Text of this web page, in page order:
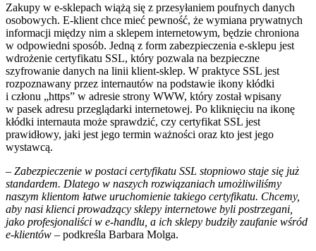
Zakupy w e-sklepach wiążą się z przesyłaniem poufnych danych
osobowych. E-klient chce mieć pewność, że wymiana prywatnych
informacji między nim a sklepem internetowym, będzie chroniona
w odpowiedni sposób. Jedną z form zabezpieczenia e-sklepu jest
wdrożenie certyfikatu SSL, który pozwala na bezpieczne
szyfrowanie danych na linii klient-sklep. W praktyce SSL jest
rozpoznawany przez internautów na podstawie ikony kłódki
i członu „https” w adresie strony WWW, który został wpisany
w pasek adresu przeglądarki internetowej. Po kliknięciu na ikonę
kłódki internauta może sprawdzić, czy certyfikat SSL jest
prawidłowy, jaki jest jego termin ważności oraz kto jest jego
wystawcą.
– Zabezpieczenie w postaci certyfikatu SSL stopniowo staje się już
standardem. Dlatego w naszych rozwiązaniach umożliwiliśmy
naszym klientom łatwe uruchomienie takiego certyfikatu. Chcemy,
aby nasi klienci prowadzący sklepy internetowe byli postrzegani,
jako profesjonaliści w e-handlu, a ich sklepy budziły zaufanie wśród
e-klientów – podkreśla Barbara Molga.